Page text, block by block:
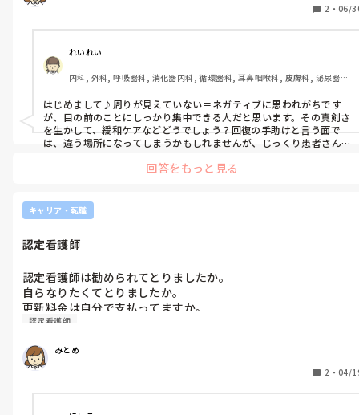
2 ・ 06/
れいれい
内科, 外科, 呼吸器科, 消化器内科, 循環器科, 耳鼻咽喉科, 皮膚科, 泌尿器
はじめまして♪周りが見えていない＝ネガティブに思われがちです
が、目の前のことにしっかり集中できる人だと思います。その真剣さ
を生かして、緩和ケアなどどうでしょう？回復の手助けと言う面で
は、違う場所になってしまうかもしれませんが、じっくり患者さん
ができるかもしれません。応援しています！
回答をもっと見る
キャリア・転職
認定看護師
認定看護師は勧められてとりましたか。
自らなりたくてとりましたか。
更新料金は自分で支払ってますか。
認定看護師
みとめ
2 ・ 04/